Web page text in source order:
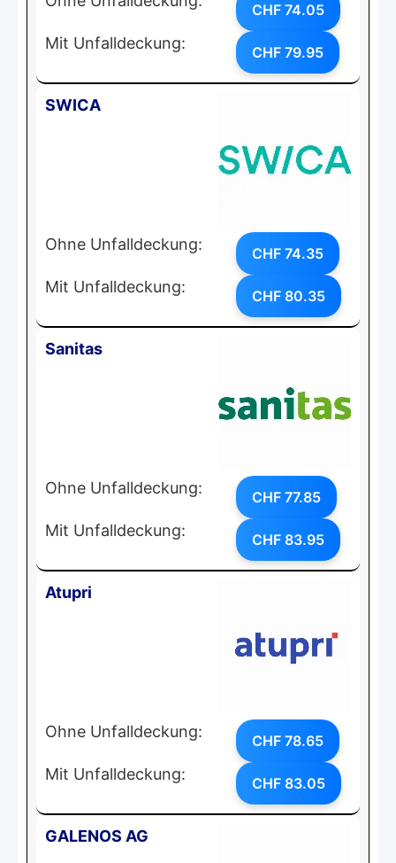
CHF 74.05
Mit Unfalldeckung: CHF 79.95
SWICA
Ohne Unfalldeckung: CHF 74.35
Mit Unfalldeckung: CHF 80.35
Sanitas
Ohne Unfalldeckung: CHF 77.85
Mit Unfalldeckung: CHF 83.95
Atupri
Ohne Unfalldeckung: CHF 78.65
Mit Unfalldeckung: CHF 83.05
GALENOS AG